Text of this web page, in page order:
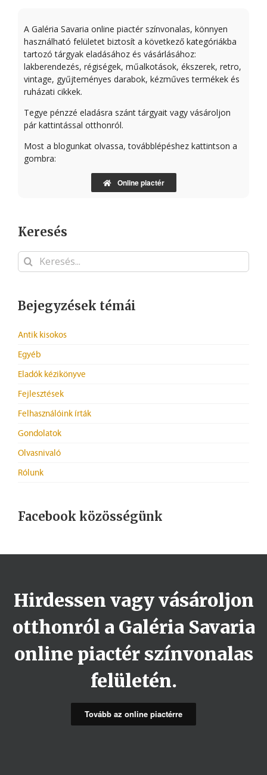
A Galéria Savaria online piactér színvonalas, könnyen
használható felületet biztosít a következő kategóriákba
tartozó tárgyak eladásához és vásárlásához:
lakberendezés, régiségek, műalkotások, ékszerek, retro,
vintage, gyűjteményes darabok, kézműves termékek és
ruházati cikkek.
Tegye pénzzé eladásra szánt tárgyait vagy vásároljon
pár kattintással otthonról.
Most a blogunkat olvassa, továbblépéshez kattintson a
gombra:
Online piactér
Keresés
Keresés...
Bejegyzések témái
Antik kisokos
Egyéb
Eladók kézikönyve
Fejlesztések
Felhasználóink írták
Gondolatok
Olvasnivaló
Rólunk
Facebook közösségünk
Hirdessen vagy vásároljon
otthonról a Galéria Savaria
online piactér színvonalas
felületén.
Tovább az online piactérre